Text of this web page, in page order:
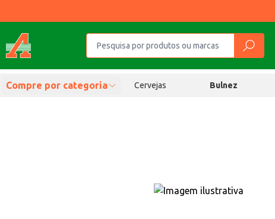
Compre por categoria Cervejas Bulnez